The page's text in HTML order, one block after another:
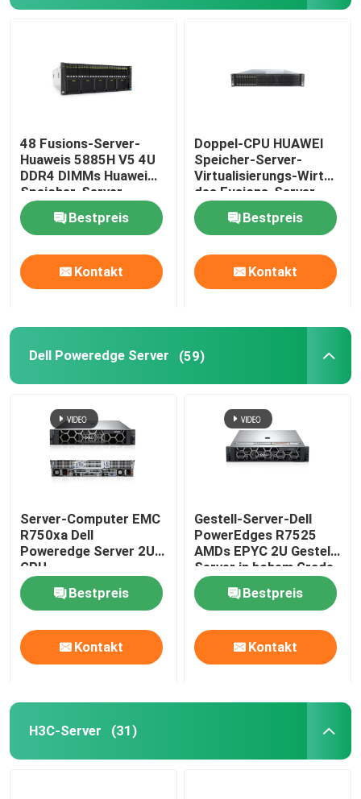
INTEL-CPU-Prozessor
Server-Gedächtnis RAM
Geüberholter Speicherserver
48 Fusions-Server-
Huaweis 5885H V5 4U
DDR4 DIMMs Huawei
Speicher-Server
Bestpreis
Kontakt
Doppel-CPU HUAWEI
Speicher-Server-
Virtualisierungs-Wirt
des Fusions-Server-
2288H V5 2U
Bestpreis
Kontakt
Dell Poweredge Server (59)
Server-Computer EMC
R750xa Dell
Poweredge Server 2U
GPU
Bestpreis
Kontakt
Gestell-Server-Dell
PowerEdges R7525
AMDs EPYC 2U Gestell-
Server in hohem Grade
ersteigbar
Bestpreis
Kontakt
H3C-Server (31)